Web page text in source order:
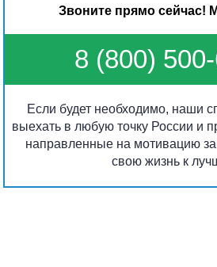
Звоните прямо сейчас!
8 (800)
Если будет необходимо, наши
выехать в любую точку России и
направленные на мотивацию
свою жизнь к